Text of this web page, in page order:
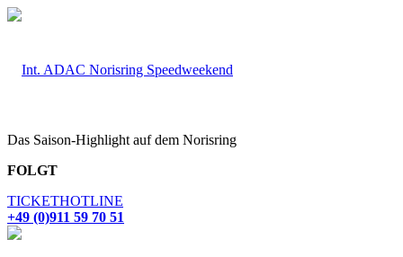
Das Saison-Highlight auf dem Norisring
FOLGT
TICKETHOTLINE
+49 (0)911 59 70 51